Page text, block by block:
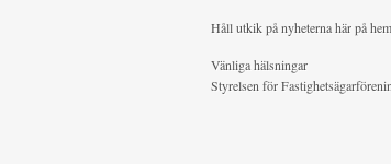
Håll utkik på nyheterna här på
Vänliga hälsningar
Styrelsen för